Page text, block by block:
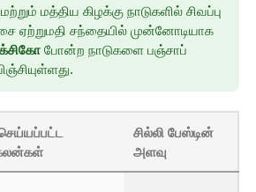
மத்திய கிழக்கு நாடுகளில் சிவப்பு
ஏற்றுமதி சந்தையில் முன்னோடியாக
போன்ற நாடுகளை பஞ்சாப்
சில்லி பேஸ்டின்
அளவு